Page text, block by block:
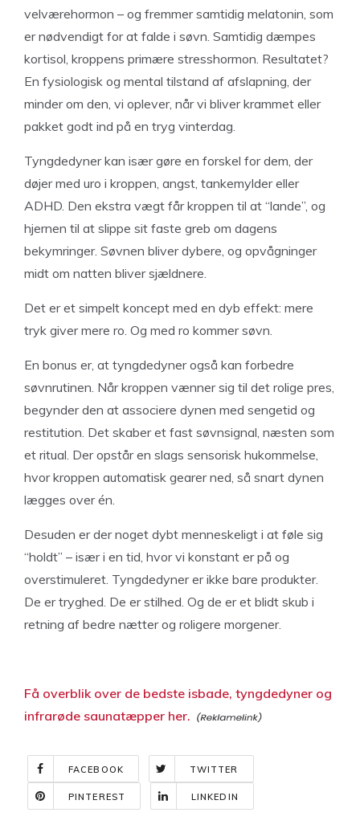
velværehormon – og fremmer samtidig melatonin, som
er nødvendigt for at falde i søvn. Samtidig dæmpes
kortisol, kroppens primære stresshormon. Resultatet?
En fysiologisk og mental tilstand af afslapning, der
minder om den, vi oplever, når vi bliver krammet eller
pakket godt ind på en tryg vinterdag.
Tyngdedyner kan især gøre en forskel for dem, der
døjer med uro i kroppen, angst, tankemylder eller
ADHD. Den ekstra vægt får kroppen til at “lande”, og
hjernen til at slippe sit faste greb om dagens
bekymringer. Søvnen bliver dybere, og opvågninger
midt om natten bliver sjældnere.
Det er et simpelt koncept med en dyb effekt: mere
tryk giver mere ro. Og med ro kommer søvn.
En bonus er, at tyngdedyner også kan forbedre
søvnrutinen. Når kroppen vænner sig til det rolige pres,
begynder den at associere dynen med sengetid og
restitution. Det skaber et fast søvnsignal, næsten som
et ritual. Der opstår en slags sensorisk hukommelse,
hvor kroppen automatisk gearer ned, så snart dynen
lægges over én.
Desuden er der noget dybt menneskeligt i at føle sig
“holdt” – især i en tid, hvor vi konstant er på og
overstimuleret. Tyngdedyner er ikke bare produkter.
De er tryghed. De er stilhed. Og de er et blidt skub i
retning af bedre nætter og roligere morgener.
Få overblik over de bedste isbade, tyngdedyner og
infrarøde saunatæpper her.
FACEBOOK TWITTER
PINTEREST LINKEDIN